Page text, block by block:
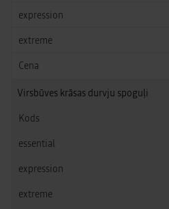
Virsbūves krāsas durvju spoguļi